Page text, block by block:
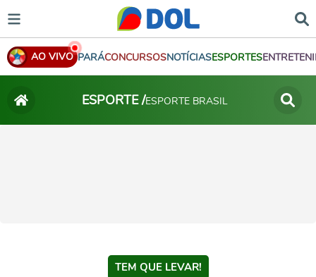
AO VIVO PARÁCONCURSOSNOTÍCIASESPORTES
ESPORTE /ESPORTE BRASIL
TEM QUE LEVAR!